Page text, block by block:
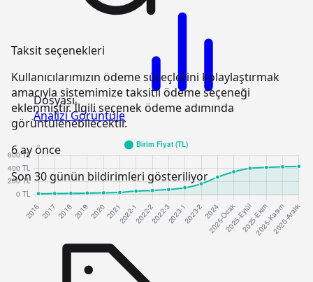
Taksit seçenekleri
Kullanıcılarımızın ödeme süreçlerini kolaylaştırmak
amacıyla sistemimize taksitli ödeme seçeneği
eklenmiştir. İlgili seçenek ödeme adımında
görüntülenebilecektir.
6 ay önce
Son 30 günün bildirimleri gösteriliyor
Dosyası
Analizi Görüntüle